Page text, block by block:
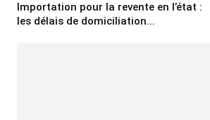
Importation pour la revente en l’état :
les délais de domiciliation...